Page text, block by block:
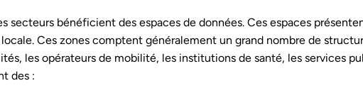
secteurs bénéficient des espaces de données. Ces espaces
Ces zones comptent généralement un grand nombre de
les opérateurs de mobilité, les institutions de santé, les services
des :